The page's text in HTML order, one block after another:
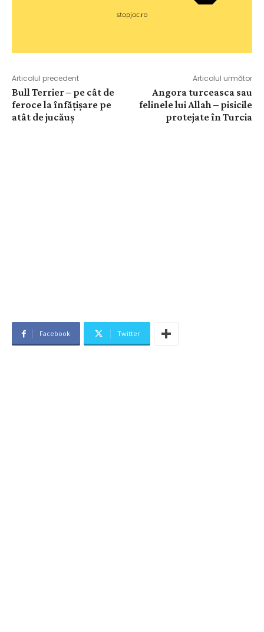
Articolul precedent
Bull Terrier – pe cât de
feroce la înfățișare pe
atât de jucăuș
Articolul următor
Angora turceasca sau
felinele lui Allah – pisicile
protejate în Turcia
Facebook Twitter